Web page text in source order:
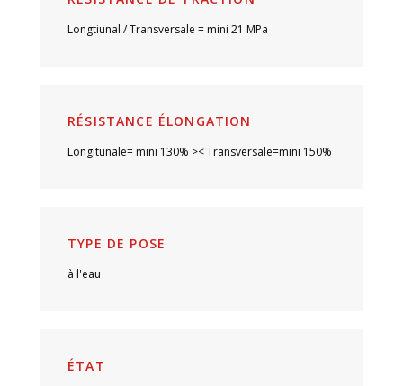
Longtiunal / Transversale = mini 21 MPa
RÉSISTANCE ÉLONGATION
Longitunale= mini 130% >< Transversale=mini 150%
TYPE DE POSE
à l'eau
ÉTAT